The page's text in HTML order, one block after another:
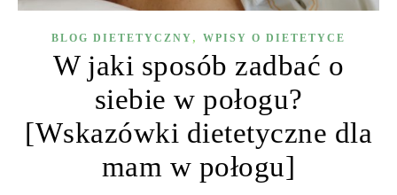
BLOG DIETETYCZNY , WPISY O DIETETYCE
W jaki sposób zadbać o
siebie w połogu?
[Wskazówki dietetyczne dla
mam w połogu]